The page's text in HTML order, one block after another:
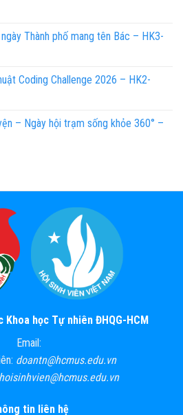
Thành phố mang tên Bác – HK3-
Coding Challenge 2026 – HK2-
– Ngày hội trạm sống khỏe 360° –
học Tự nhiên ĐHQG-HCM
Email:
doantn@hcmus.edu.vn
hoisinhvien@hcmus.edu.vn
tin liên hệ